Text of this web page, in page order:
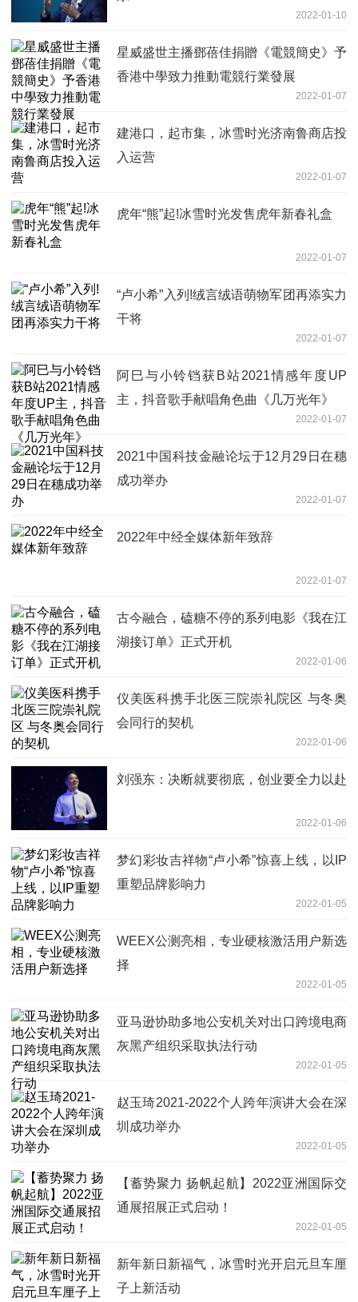
2022-01-10
星威盛世主播鄧蓓佳捐贈《電競簡史》予
香港中學致力推動電競行業發展
2022-01-07
建港口，起市集，冰雪时光济南鲁商店投
入运营
2022-01-07
虎年“熊”起!冰雪时光发售虎年新春礼盒
2022-01-07
“卢小希”入列!绒言绒语萌物军团再添实力
干将
2022-01-07
阿巳与小铃铛获B站2021情感年度UP
主，抖音歌手献唱角色曲《几万光年》
2022-01-07
2021中国科技金融论坛于12月29日在穗
成功举办
2022-01-07
2022年中经全媒体新年致辞
2022-01-07
古今融合，磕糖不停的系列电影《我在江
湖接订单》正式开机
2022-01-06
仪美医科携手北医三院崇礼院区 与冬奥
会同行的契机
2022-01-06
刘强东：决断就要彻底，创业要全力以赴
2022-01-06
梦幻彩妆吉祥物“卢小希”惊喜上线，以IP
重塑品牌影响力
2022-01-05
WEEX公测亮相，专业硬核激活用户新选
择
2022-01-05
亚马逊协助多地公安机关对出口跨境电商
灰黑产组织采取执法行动
2022-01-05
赵玉琦2021-2022个人跨年演讲大会在深
圳成功举办
2022-01-05
【蓄势聚力 扬帆起航】2022亚洲国际交
通展招展正式启动！
2022-01-05
新年新日新福气，冰雪时光开启元旦车厘
子上新活动